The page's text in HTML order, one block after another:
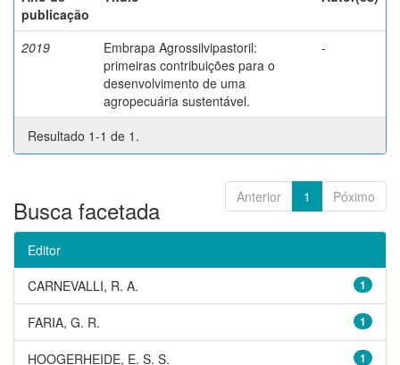
publicação
2019
Embrapa Agrossilvipastoril:
primeiras contribuições para o
desenvolvimento de uma
agropecuária sustentável.
-
Resultado 1-1 de 1.
Anterior 1 Póximo
Busca facetada
Editor
1
CARNEVALLI, R. A.
1
FARIA, G. R.
1
HOOGERHEIDE, E. S. S.